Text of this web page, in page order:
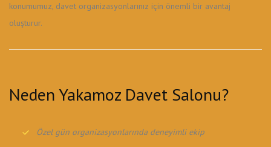
konumumuz, davet organizasyonlarınız için önemli bir avantaj
oluşturur.
Neden Yakamoz Davet Salonu?
Özel gün organizasyonlarında deneyimli ekip